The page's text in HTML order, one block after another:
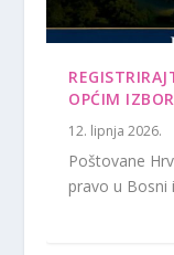
OPĆIM
12. lipnja 2026.
Poštovane
pravo u Bosni